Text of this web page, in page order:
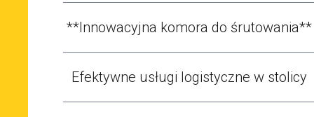
**Innowacyjna komora do śrutowania**
Efektywne usługi logistyczne w stolicy